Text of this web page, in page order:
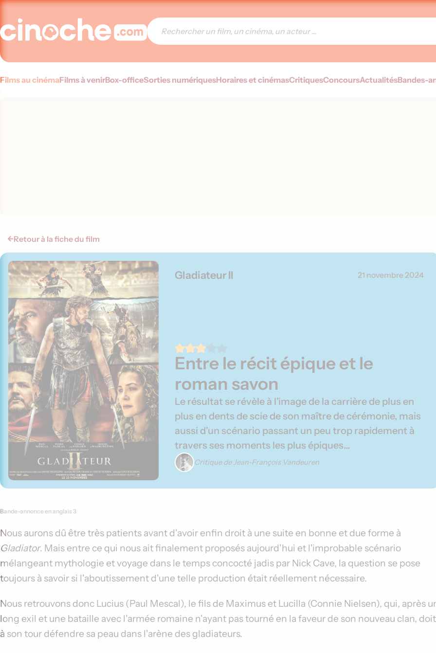
Films au cinémaFilms à venirBox-officeSorties numériquesHoraires et cinémasCritiquesConcoursActualitésBandes-
Retour à la fiche du film
Gladiateur II 21 novembre 2024
Entre le récit épique et le
roman savon
Le résultat se révèle à l'image de la carrière de plus en
plus en dents de scie de son maître de cérémonie, mais
aussi d'un scénario passant un peu trop rapidement à
travers ses moments les plus épiques...
Critique de Jean-François Vandeuren
Contenu de la critique
Bande-annonce en anglais 3
Nous aurons dû être très patients avant d'avoir enfin droit à une suite en bonne et due forme à
Gladiator. Mais entre ce qui nous ait finalement proposés aujourd'hui et l'improbable scénario
mélangeant mythologie et voyage dans le temps concocté jadis par Nick Cave, la question se pose
toujours à savoir si l'aboutissement d'une telle production était réellement nécessaire.
Nous retrouvons donc Lucius (Paul Mescal), le fils de Maximus et Lucilla (Connie Nielsen), qui, après
long exil et une bataille avec l'armée romaine n'ayant pas tourné en la faveur de son nouveau clan, doit
à son tour défendre sa peau dans l'arène des gladiateurs.